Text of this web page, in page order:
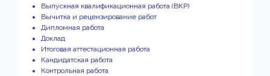
Выпускная квалификационная работа (ВКР)
Вычитка и рецензирование работ
Дипломная работа
Доклад
Итоговая аттестационная работа
Кандидатская работа
Контрольная работа